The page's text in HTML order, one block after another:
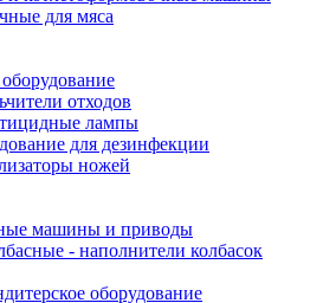
для мяса
отходов
лампы
для дезинфекции
ножей
машины и приводы
- наполнители колбасок